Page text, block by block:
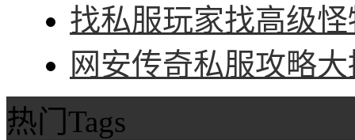
找私服玩家找高级
网安传奇私服攻略
热门Tags